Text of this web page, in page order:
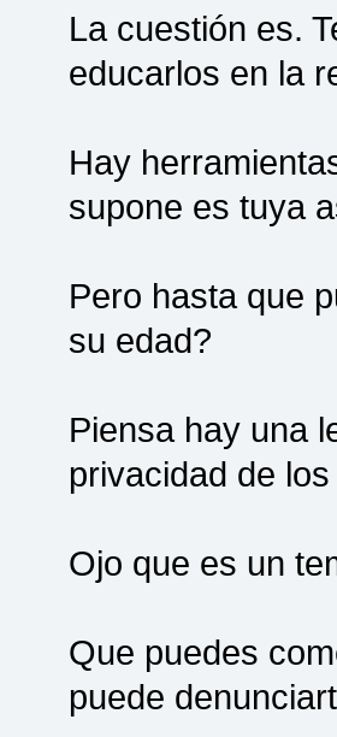
La cuestión es.
educarlos en la
Hay
supone es tuya
Pero hasta que
su edad?
Piensa hay una
privacidad de
Ojo que es un
Que puedes
puede